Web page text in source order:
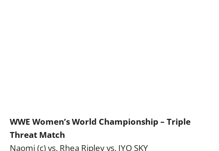
WWE Women’s World Championship – Triple
Threat Match
Naomi (c) vs. Rhea Ripley vs. IYO SKY